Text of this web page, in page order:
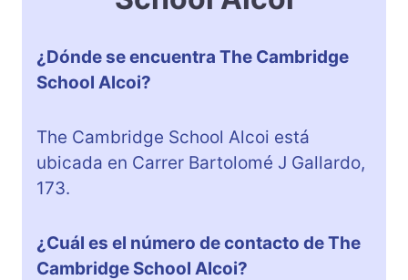
¿Dónde se encuentra The Cambridge
School Alcoi?
The Cambridge School Alcoi está
ubicada en Carrer Bartolomé J Gallardo,
173.
¿Cuál es el número de contacto de The
Cambridge School Alcoi?